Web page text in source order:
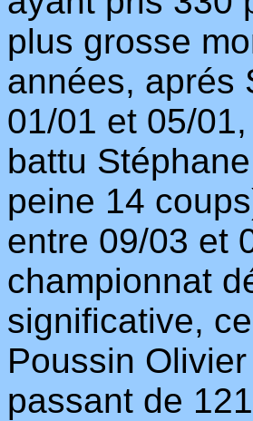
plus grosse
années, aprés
01/01 et 05/
battu
peine 14
entre 09/03 et
championnat
significative,
Poussin
passant de